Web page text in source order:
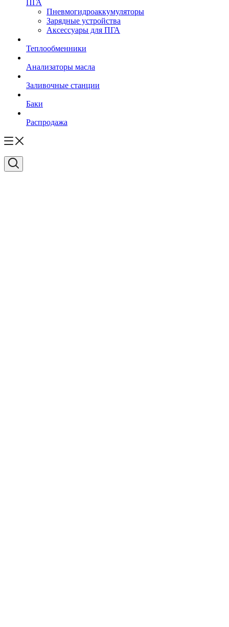
ПГА
Пневмогидроаккумуляторы
Зарядные устройства
Аксессуары для ПГА
Теплообменники
Анализаторы масла
Заливочные станции
Баки
Распродажа